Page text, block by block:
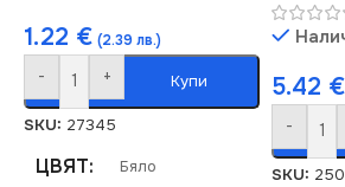
1.22 € (2.39 лв.)
- + Купи
SKU: 27345
ЦВЯТ Бяло
5.42 €
-
SKU: